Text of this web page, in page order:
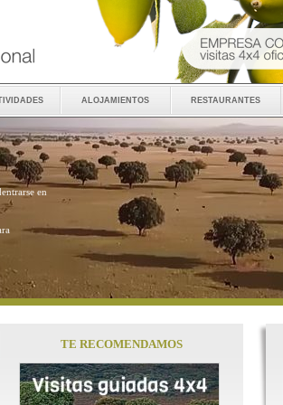
alojamientos restaurantes
en
TE RECOMENDAMOS